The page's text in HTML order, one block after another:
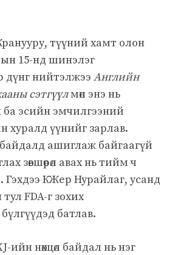
түүний хамт олон
15-нд шинэлэг
дүнг нийтэлжээ Английн
сэтгүүлмөн энэ нь
эсийн эмчилгээний
үүнийг зарлав.
байдалд ашиглаж байгаагүй
зөвшөөрөл авах нь тийм ч
КЖер Нурайлаг, усанд
FDA-г зохих
батлав.
ийн нөхцөл байдал нь нэг